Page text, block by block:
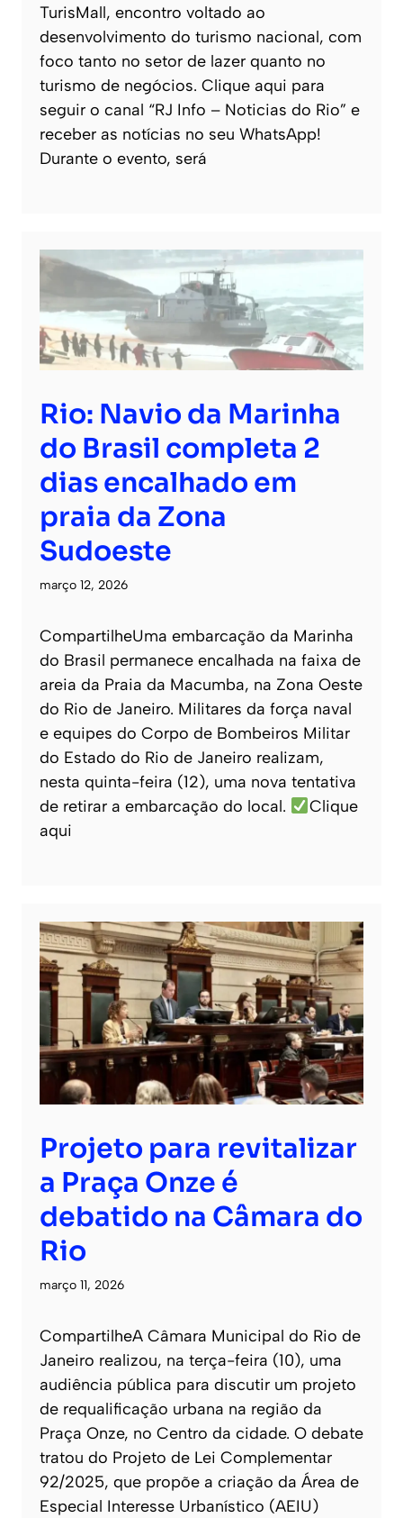
TurisMall, encontro voltado ao
desenvolvimento do turismo nacional, com
foco tanto no setor de lazer quanto no
turismo de negócios. Clique aqui para
seguir o canal “RJ Info – Noticias do Rio” e
receber as notícias no seu WhatsApp!
Durante o evento, será
Rio: Navio da Marinha
do Brasil completa 2
dias encalhado em
praia da Zona
Sudoeste
março 12, 2026
CompartilheUma embarcação da Marinha
do Brasil permanece encalhada na faixa de
areia da Praia da Macumba, na Zona Oeste
do Rio de Janeiro. Militares da força naval
e equipes do Corpo de Bombeiros Militar
do Estado do Rio de Janeiro realizam,
nesta quinta-feira (12), uma nova tentativa
de retirar a embarcação do local.
Clique
aqui
Projeto para revitalizar
a Praça Onze é
debatido na Câmara do
Rio
março 11, 2026
CompartilheA Câmara Municipal do Rio de
Janeiro realizou, na terça-feira (10), uma
audiência pública para discutir um projeto
de requalificação urbana na região da
Praça Onze, no Centro da cidade. O debate
tratou do Projeto de Lei Complementar
92/2025, que propõe a criação da Área de
Especial Interesse Urbanístico (AEIU)